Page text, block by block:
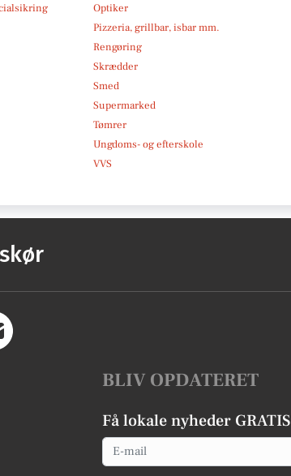
Optiker
Pizzeria, grillbar, isbar mm.
Rengøring
Skrædder
Smed
Supermarked
Tømrer
Ungdoms- og efterskole
VVS
BLIV OPDATERET
Få lokale nyheder GRATIS
Email